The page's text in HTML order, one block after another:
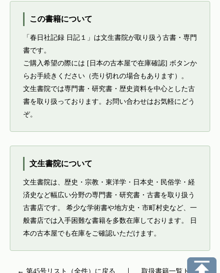
この書籍について
「春日社記録 日記１」は文生書院が取り扱う古書・専門
書です。
ご購入希望の際には [日本の古本屋で在庫確認] ボタンか
らお手続きください（売り切れの場合もあります）。
文生書院では専門書・研究書・歴史資料を中心とした古
書を取り扱っております。お問い合わせはお気軽にどう
ぞ。
文生書院について
文生書院は、歴史・宗教・東洋学・日本史・民俗学・経
済史など幅広い分野の専門書・研究書・古書を取り扱う
古書店です。 希少な学術書や地方史・市町村史など、一
般書店では入手困難な書籍を多数在庫しております。 日
本の古本屋でも在庫をご確認いただけます。
← 第45号リスト（全件）に戻る 取扱書籍一覧トップ